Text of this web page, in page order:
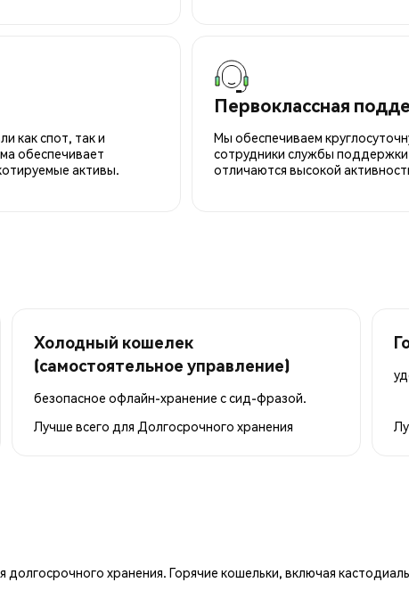
как спот, так и
обеспечивает
активы.
Первоклассная
Мы обеспечиваем
сотрудники службы
отличаются высокой
Холодный кошелек
(самостоятельное управление)
безопасное офлайн-хранение с сид-фразой.
Лучше всего для Долгосрочного хранения
хранения. Горячие кошельки, включая